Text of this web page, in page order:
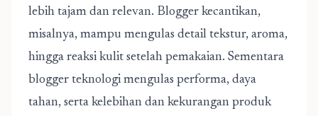
lebih tajam dan relevan. Blogger kecantikan,
misalnya, mampu mengulas detail tekstur, aroma,
hingga reaksi kulit setelah pemakaian. Sementara
blogger teknologi mengulas performa, daya
tahan, serta kelebihan dan kekurangan produk